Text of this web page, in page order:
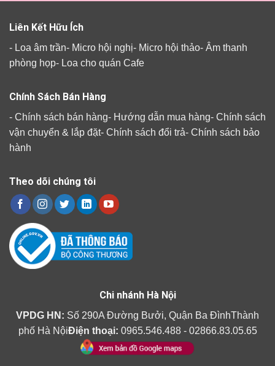
Liên Kết Hữu Ích
- Loa âm trần- Micro hội nghị- Micro hội thảo- Âm thanh
phòng họp- Loa cho quán Cafe
Chính Sách Bán Hàng
- Chính sách bán hàng- Hướng dẫn mua hàng- Chính sách
vận chuyển & lắp đặt- Chính sách đổi trả- Chính sách bảo
hành
Theo dõi chúng tôi
Chi nhánh Hà Nội
VPDG HN: Số 290A Đường Bưởi, Quận Ba ĐìnhThành
phố Hà NộiĐiện thoại: 0965.546.488 - 02866.83.05.65